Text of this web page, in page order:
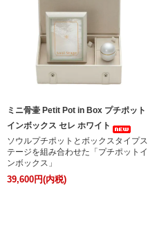
ミニ骨壷 Petit Pot in Box プチポット
インボックス セレ ホワイト
ソウルプチポットとボックスタイプス
テージを組み合わせた「プチポットイ
ンボックス」
39,600円(内税)